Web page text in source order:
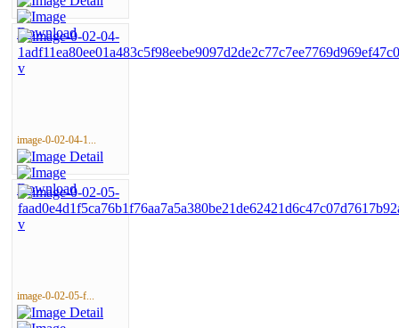
image-0-02-04-1...
image-0-02-05-f...